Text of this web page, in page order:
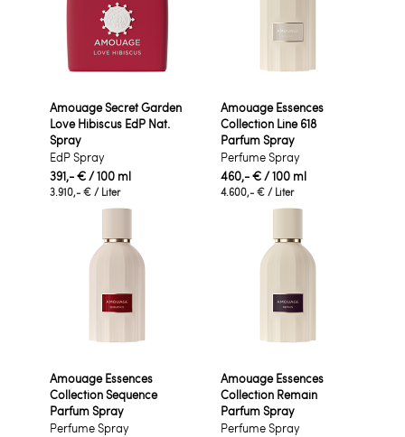
Amouage Secret Garden
Love Hibiscus EdP Nat.
Spray
EdP Spray
391,- €/ 100 ml
3.910,- € / Liter
Amouage Essences
Collection Line 618
Parfum Spray
Perfume Spray
460,- €/ 100 ml
4.600,- € / Liter
Amouage Essences
Collection Sequence
Parfum Spray
Perfume Spray
Amouage Essences
Collection Remain
Parfum Spray
Perfume Spray